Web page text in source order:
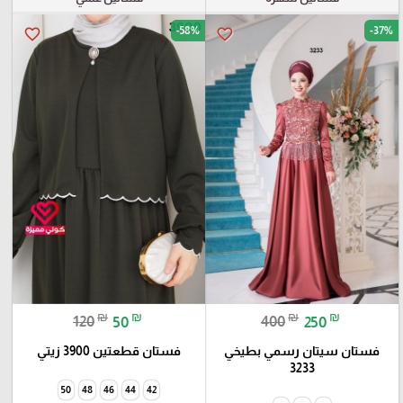
favorite_border -37%
400₪ 250 ₪
فستان سيتان رسمي بطيخي
3233
favorite_border -58%
120₪ 50 ₪
فستان قطعتين 3900 زيتي
42
44
46
48
50